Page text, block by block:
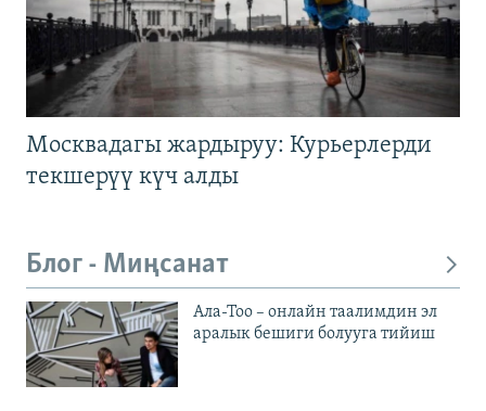
Москвадагы жардыруу: Курьерлерди
текшерүү күч алды
Блог - Миңсанат
Ала-Тоо – онлайн таалимдин эл
аралык бешиги болууга тийиш